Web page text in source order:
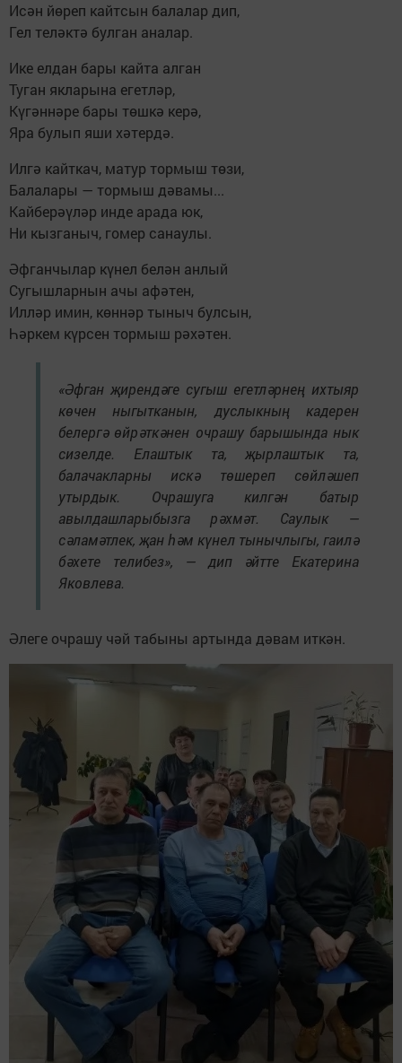
Исән йөреп кайтсын балалар дип,
Гел теләктә булган аналар.
Ике елдан бары кайта алган
Туган якларына егетләр,
Күгәннәре бары төшкә керә,
Яра булып яши хәтердә.
Илгә кайткач, матур тормыш төзи,
Балалары — тормыш дәвамы...
Кайберәүләр инде арада юк,
Ни кызганыч, гомер санаулы.
Әфганчылар күнел белән анлый
Сугышларнын ачы афәтен,
Илләр имин, көннәр тыныч булсын,
Һәркем күрсен тормыш рәхәтен.
«Әфган җирендәге сугыш егетләрнең ихтыяр
көчен ныгытканын, дуслыкның кадерен
белергә өйрәткәнен очрашу барышында нык
сизелде. Елаштык та, җырлаштык та,
балачакларны искә төшереп сөйләшеп
утырдык. Очрашуга килгән батыр
авылдашларыбызга рәхмәт. Саулык —
сәламәтлек, җан һәм күнел тынычлыгы, гаилә
бәхете телибез», — дип әйтте Екатерина
Яковлева.
Әлеге очрашу чәй табыны артында дәвам иткән.